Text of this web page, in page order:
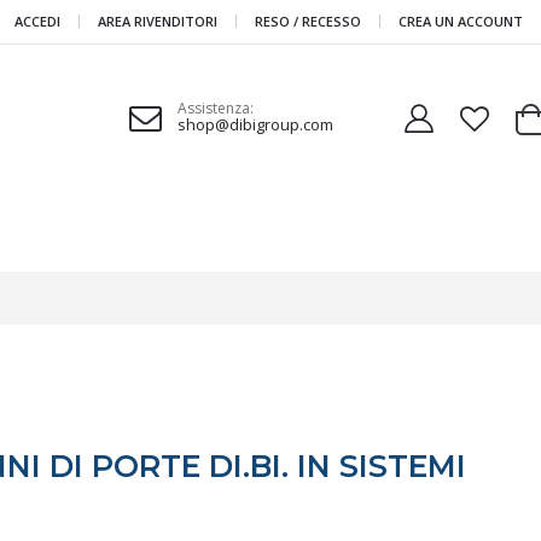
ACCEDI AREA RIVENDITORI RESO / RECESSO CREA UN ACCOUNT
Assistenza:
shop@dibigroup.com
DI PORTE DI.BI. IN SISTEMI